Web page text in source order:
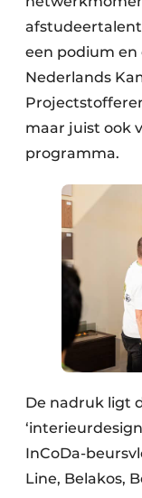
een podium
Nederlands
maar juist ook
programma.
De nadruk ligt
InCoDa-
Line, Belakos,